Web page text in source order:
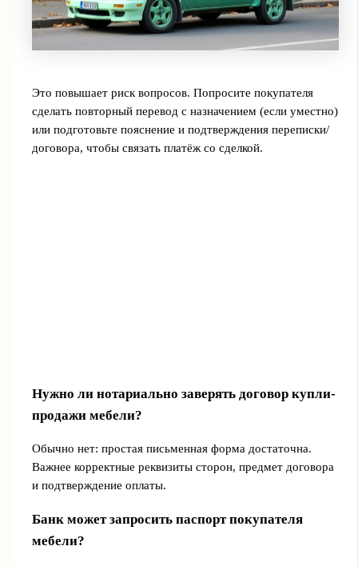
Это повышает риск вопросов. Попросите покупателя
сделать повторный перевод с назначением (если уместно)
или подготовьте пояснение и подтверждения переписки/
договора, чтобы связать платёж со сделкой.
Нужно ли нотариально заверять договор купли-
продажи мебели?
Обычно нет: простая письменная форма достаточна.
Важнее корректные реквизиты сторон, предмет договора
и подтверждение оплаты.
Банк может запросить паспорт покупателя
мебели?